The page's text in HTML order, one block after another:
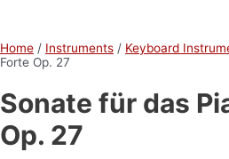
Home / Instruments / Keyboard
Forte Op. 27
Sonate für das
Op. 27